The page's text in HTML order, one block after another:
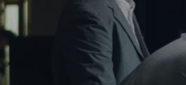
Skip
content